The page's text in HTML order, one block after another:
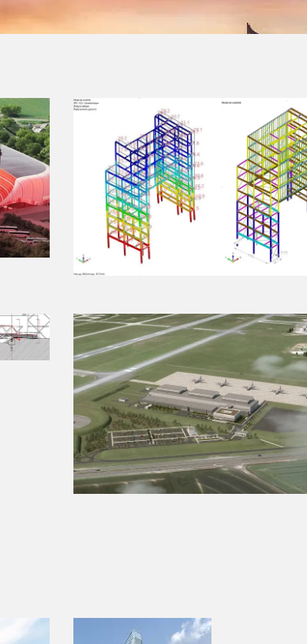
Surélévation – Issy Les
Moulineaux (92)
AVANT PROJET
Base 105 – Evreux (27)
ÉTUDES D’EXÉCUTION